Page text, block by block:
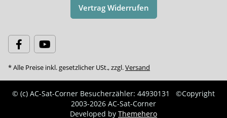
Vertrag Widerrufen
* Alle Preise inkl. gesetzlicher USt., zzgl.Versand
© (c) AC-Sat-Corner Besucherzähler: 44930131
©Copyright
2003-2026 AC-Sat-Corner
Developed by Themehero